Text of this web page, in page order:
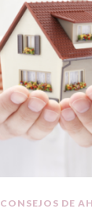
CONSEJOS DE